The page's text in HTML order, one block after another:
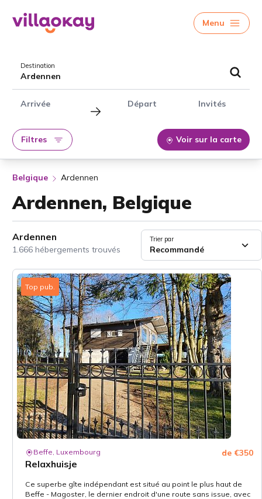
Menu
Destination
Ardennen
Arrivée Départ Invités
Filtres Voir sur la carte
Belgique Ardennen
Ardennen, Belgique
Ardennen
1.666 hébergements trouvés
Trier par
Recommandé
Top pub.
Beffe, Luxembourg
Relaxhuisje
de €350
Ce superbe gîte indépendant est situé au point le plus haut de
Beffe - Magoster, le dernier endroit d'une route sans issue, avec